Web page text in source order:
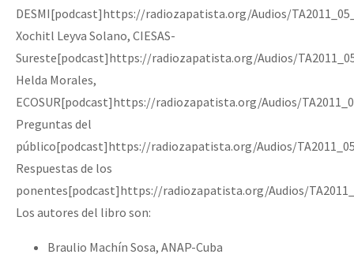
DESMI[podcast]https://radiozapatista.org/Audios/
Xochitl Leyva Solano, CIESAS-
Sureste[podcast]https://radiozapatista.org/Audios/
Helda Morales,
ECOSUR[podcast]https://radiozapatista.org/Audios/
Preguntas del
público[podcast]https://radiozapatista.org/Audios/
Respuestas de los
ponentes[podcast]https://radiozapatista.org/Audios/
Los autores del libro son:
Braulio Machín Sosa, ANAP-Cuba